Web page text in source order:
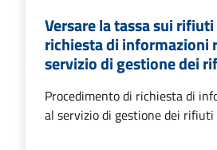
Versare la tassa sui rifiuti
richiesta di informazioni
servizio di gestione dei
Procedimento di richiesta di
al servizio di gestione dei